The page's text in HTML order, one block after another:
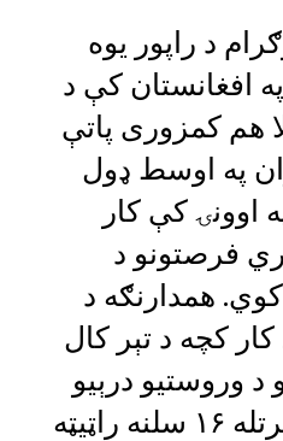
د راپور یوه
افغانستان کې د
هم کمزوری پاتې
په اوسط ډول
اوونۍ کې کار
فرصتونو د
همدارنګه د
کار کچه د تېر کال
سلنه او د وروستیو درېیو
کلونو د اوسط په پرتله ۱۶ سلنه راټیټه